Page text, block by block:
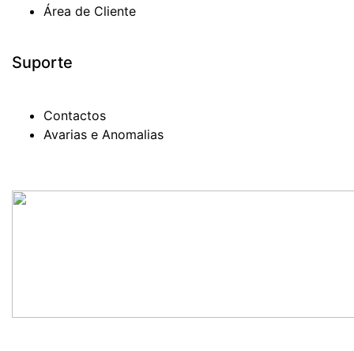
Área de Cliente
Suporte
Contactos
Avarias e Anomalias